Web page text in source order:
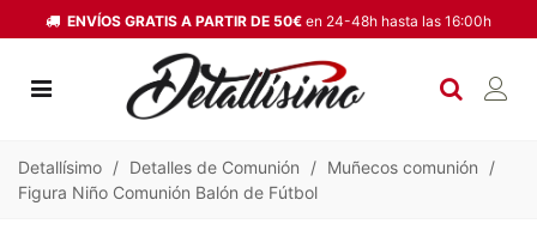
ENVÍOS GRATIS A PARTIR DE 50€ en 24-48h hasta las 16:00h
Detallísimo / Detalles de Comunión / Muñecos comunión
/
Figura Niño Comunión Balón de Fútbol